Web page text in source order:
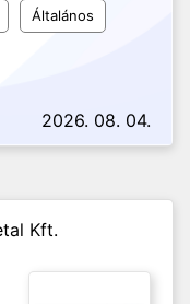
Általános
2026. 08. 04.
Kft.